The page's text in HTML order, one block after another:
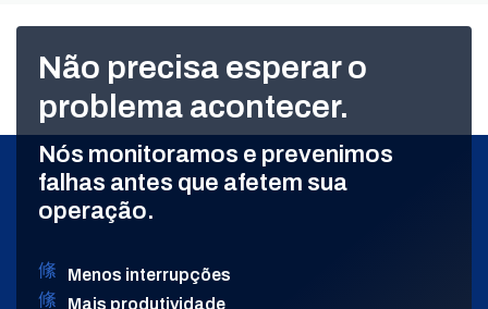
Não precisa esperar o
problema acontecer.
Nós monitoramos e prevenimos
falhas antes que afetem sua
operação.
Menos interrupções
Mais produtividade